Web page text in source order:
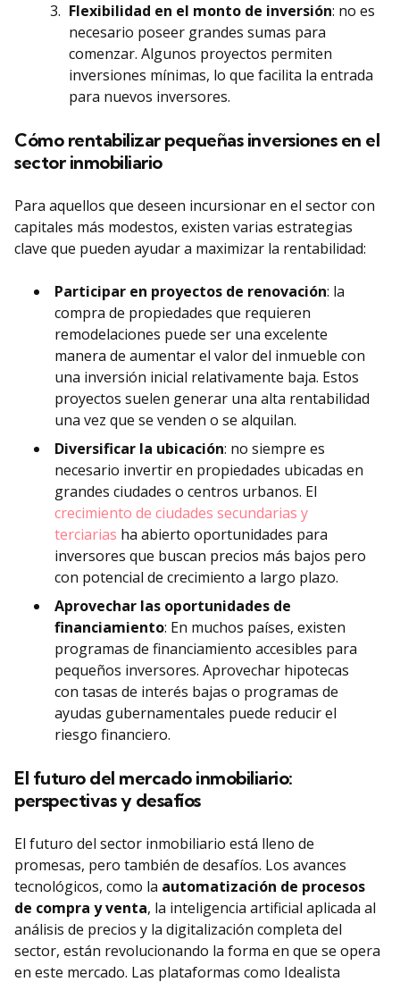
Flexibilidad en el monto de inversión: no es
necesario poseer grandes sumas para
comenzar. Algunos proyectos permiten
inversiones mínimas, lo que facilita la entrada
para nuevos inversores.
Cómo rentabilizar pequeñas inversiones en el
sector inmobiliario
Para aquellos que deseen incursionar en el sector con
capitales más modestos, existen varias estrategias
clave que pueden ayudar a maximizar la rentabilidad:
Participar en proyectos de renovación: la
compra de propiedades que requieren
remodelaciones puede ser una excelente
manera de aumentar el valor del inmueble con
una inversión inicial relativamente baja. Estos
proyectos suelen generar una alta rentabilidad
una vez que se venden o se alquilan.
Diversificar la ubicación: no siempre es
necesario invertir en propiedades ubicadas en
grandes ciudades o centros urbanos. El
crecimiento de ciudades secundarias y
terciarias ha abierto oportunidades para
inversores que buscan precios más bajos pero
con potencial de crecimiento a largo plazo.
Aprovechar las oportunidades de
financiamiento: En muchos países, existen
programas de financiamiento accesibles para
pequeños inversores. Aprovechar hipotecas
con tasas de interés bajas o programas de
ayudas gubernamentales puede reducir el
riesgo financiero.
El futuro del mercado inmobiliario:
perspectivas y desafíos
El futuro del sector inmobiliario está lleno de
promesas, pero también de desafíos. Los avances
tecnológicos, como la automatización de procesos
de compra y venta, la inteligencia artificial aplicada al
análisis de precios y la digitalización completa del
sector, están revolucionando la forma en que se opera
en este mercado. Las plataformas como Idealista